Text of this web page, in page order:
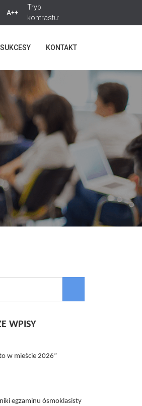
A++
Tryb
kontrastu:
KONTAKT
WPISY
w mieście 2026”
egzaminu ósmoklasisty